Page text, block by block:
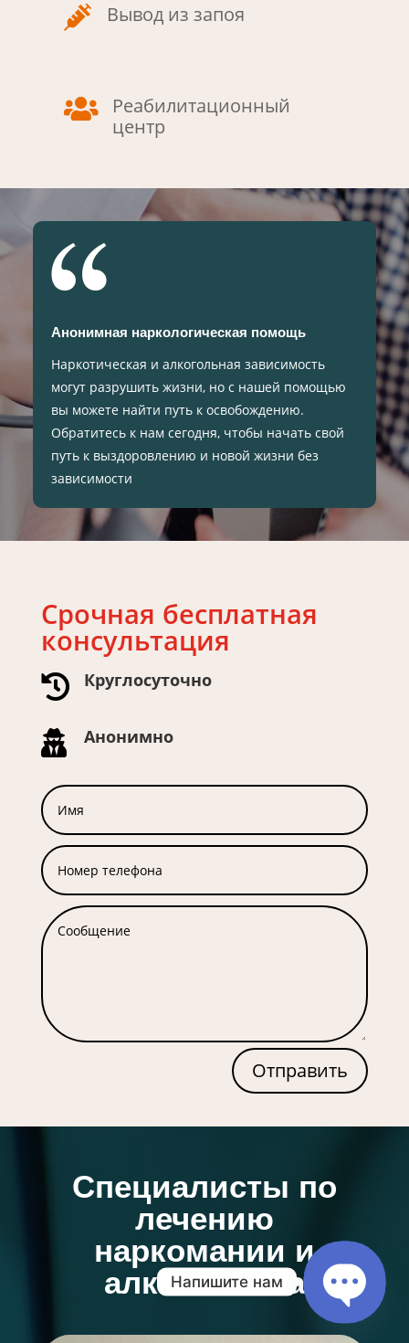
 Вывод из запоя

Реабилитационный
центр
Анонимная наркологическая помощь
Наркотическая и алкогольная зависимость
могут разрушить жизни, но с нашей помощью
вы можете найти путь к освобождению.
Обратитесь к нам сегодня, чтобы начать свой
путь к выздоровлению и новой жизни без
зависимости
Срочная бесплатная
консультация
 Круглосуточно
 Анонимно
Отправить
Специалисты по
лечению
наркомании и
алкоголизма
Напишите нам
Open